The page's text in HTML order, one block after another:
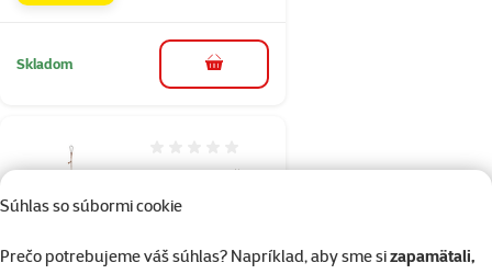
Súhlas so súbormi cookie
Prečo potrebujeme váš súhlas? Napríklad, aby sme sizapamätali,
Skladom do košíka
Epic pet hračka
závesná
zvončekom 30 x